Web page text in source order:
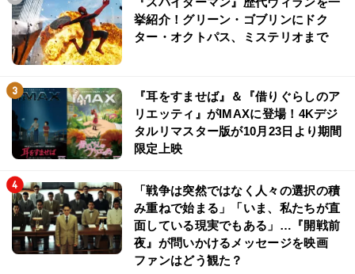
挙紹介！グリーン・ゴブリンにドク
ター・オクトパス、ミステリオまで
『耳をすませば』＆『借りぐらしのア
リエッティ』がIMAXに登場！4Kデジ
タルリマスター版が10月23日より期間
限定上映
「戦争は突然ではなく人々の選択の積
み重ねで始まる」「いま、私たちが直
面している現実でもある」…『開戦前
夜』が問いかけるメッセージを映画
ファンはどう観た？